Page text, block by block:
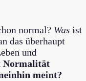
normal? Was ist
das überhaupt
und
Normalität
meint?